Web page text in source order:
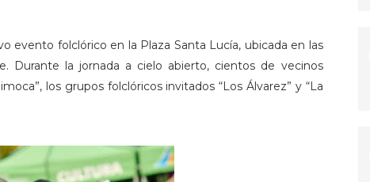
evento folclórico en la Plaza Santa Lucía, ubicada en las
Durante la jornada a cielo abierto, cientos de vecinos
los grupos folclóricos invitados “Los Álvarez” y “La